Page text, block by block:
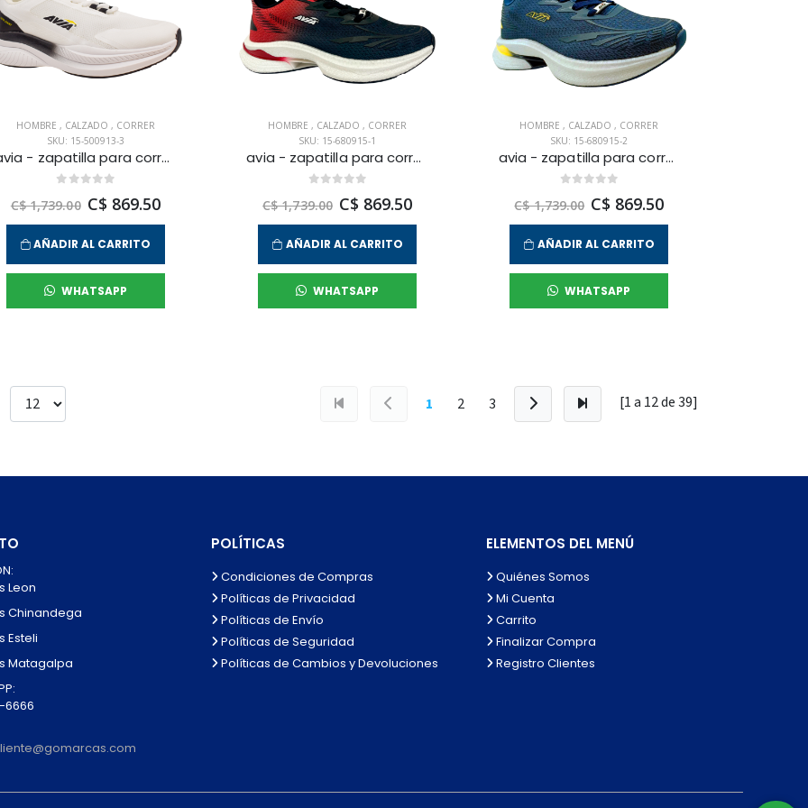
HOMBRE , CALZADO , CORRER
SKU: 15-500913-3
avia - zapatilla para correr vega para hombre
C$ 1,739.00 C$ 869.50
AÑADIR AL CARRITO
WHATSAPP
HOMBRE , CALZADO , CORRER
SKU: 15-680915-1
avia - zapatilla para correr rigel para hombre
C$ 1,739.00 C$ 869.50
AÑADIR AL CARRITO
WHATSAPP
HOMBRE, CALZADO, CORRER
SKU: 15-680915-2
avia - zapatilla para correr rigel para hombre
C$ 1,739.00 C$ 869.50
AÑADIR AL CARRITO
WHATSAPP
1 2 3 [1 a 12de39]
Leon
Chinandega
Esteli
Matagalpa
6666
POLÍTICAS
Condiciones de Compras
Políticas de Privacidad
Políticas de Envío
Políticas de Seguridad
Políticas de Cambios y Devoluciones
ELEMENTOS DEL MENÚ
Quiénes Somos
Mi Cuenta
Carrito
Finalizar Compra
Registro Clientes